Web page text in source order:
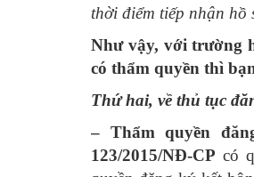
thời điểm tiếp nhận hồ
Như vậy, với trường
có thẩm quyền thì
Thứ hai, về thủ tục
– Thẩm quyền
123/2015/NĐ-CPcó